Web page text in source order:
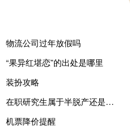
物流公司过年放假吗
“果异红堪恋”的出处是哪里
装扮攻略
在职研究生属于半脱产还是不脱产
机票降价提醒